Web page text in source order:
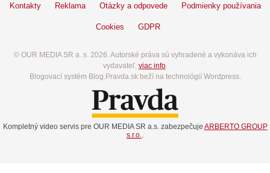
Kontakty Reklama Otázky a odpovede Podmienky používania
Cookies GDPR
© OUR MEDIA SR a. s. 2026. Autorské práva sú vyhradené a vykonáva ich
vydavateľ, viac info.
Blogovací systém Blog.Pravda.sk beží na technológií Wordpress.
Kompletný video servis pre OUR MEDIA SR a.s. zabezpečuje ARBERTO GROUP
s.r.o..